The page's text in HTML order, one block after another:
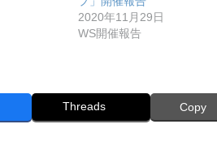
2020年11月29日
WS開催報告
Threads Copy